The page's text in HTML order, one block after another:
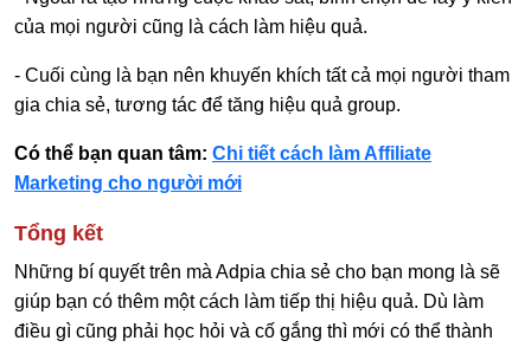
của mọi người cũng là cách làm hiệu quả.
- Cuối cùng là bạn nên khuyến khích tất cả mọi người tham
gia chia sẻ, tương tác để tăng hiệu quả group.
Có thể bạn quan tâm: Chi tiết cách làm Affiliate
Marketing cho người mới
Tổng kết
Những bí quyết trên mà Adpia chia sẻ cho bạn mong là sẽ
giúp bạn có thêm một cách làm tiếp thị hiệu quả. Dù làm
điều gì cũng phải học hỏi và cố gắng thì mới có thể thành